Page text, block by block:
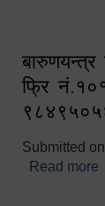
फ्रि
Submitted
Read more